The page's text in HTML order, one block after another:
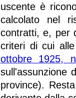
uscente è
calcolato nel
contratti, e, per
criteri di cui
ottobre 1925,
sull'assunzione
province).